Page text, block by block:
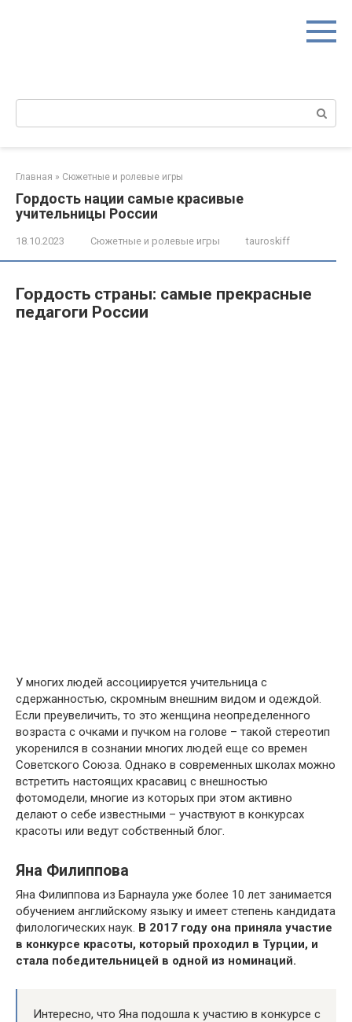
Поиск:
Главная » Сюжетные и ролевые игры
Гордость нации самые красивые
учительницы России
18.10.2023 Сюжетные и ролевые игры tauroskiff
Гордость страны: самые прекрасные
педагоги России
У многих людей ассоциируется учительница с
сдержанностью, скромным внешним видом и одеждой.
Если преувеличить, то это женщина неопределенного
возраста с очками и пучком на голове – такой стереотип
укоренился в сознании многих людей еще со времен
Советского Союза. Однако в современных школах можно
встретить настоящих красавиц с внешностью
фотомодели, многие из которых при этом активно
делают о себе известными – участвуют в конкурсах
красоты или ведут собственный блог.
Яна Филиппова
Яна Филиппова из Барнаула уже более 10 лет занимается
обучением английскому языку и имеет степень кандидата
филологических наук. В 2017 году она приняла участие
в конкурсе красоты, который проходил в Турции, и
стала победительницей в одной из номинаций.
Интересно, что Яна подошла к участию в конкурсе с